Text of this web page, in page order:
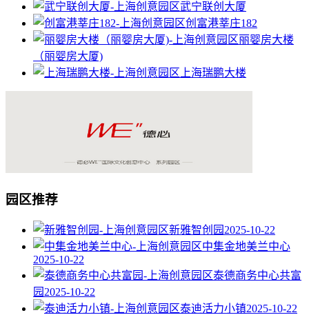
武宁联创大厦
创富港莘庄182
丽婴房大楼
（丽婴房大厦)
上海瑞鹏大楼
园区推荐
新雅智创园 2025-10-22
中集金地美兰中心
2025-10-22
泰德商务中心共富
园 2025-10-22
泰迪活力小镇2025-10-22